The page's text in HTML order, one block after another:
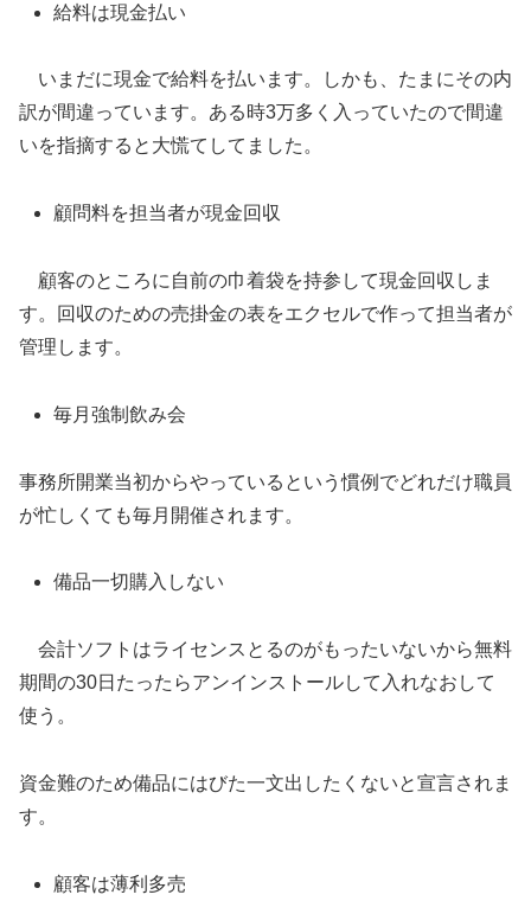
給料は現金払い
いまだに現金で給料を払います。しかも、たまにその内
訳が間違っています。ある時3万多く入っていたので間違
いを指摘すると大慌てしてました。
顧問料を担当者が現金回収
顧客のところに自前の巾着袋を持参して現金回収しま
す。回収のための売掛金の表をエクセルで作って担当者が
管理します。
毎月強制飲み会
事務所開業当初からやっているという慣例でどれだけ職員
が忙しくても毎月開催されます。
備品一切購入しない
会計ソフトはライセンスとるのがもったいないから無料
期間の30日たったらアンインストールして入れなおして
使う。
資金難のため備品にはびた一文出したくないと宣言されま
す。
顧客は薄利多売